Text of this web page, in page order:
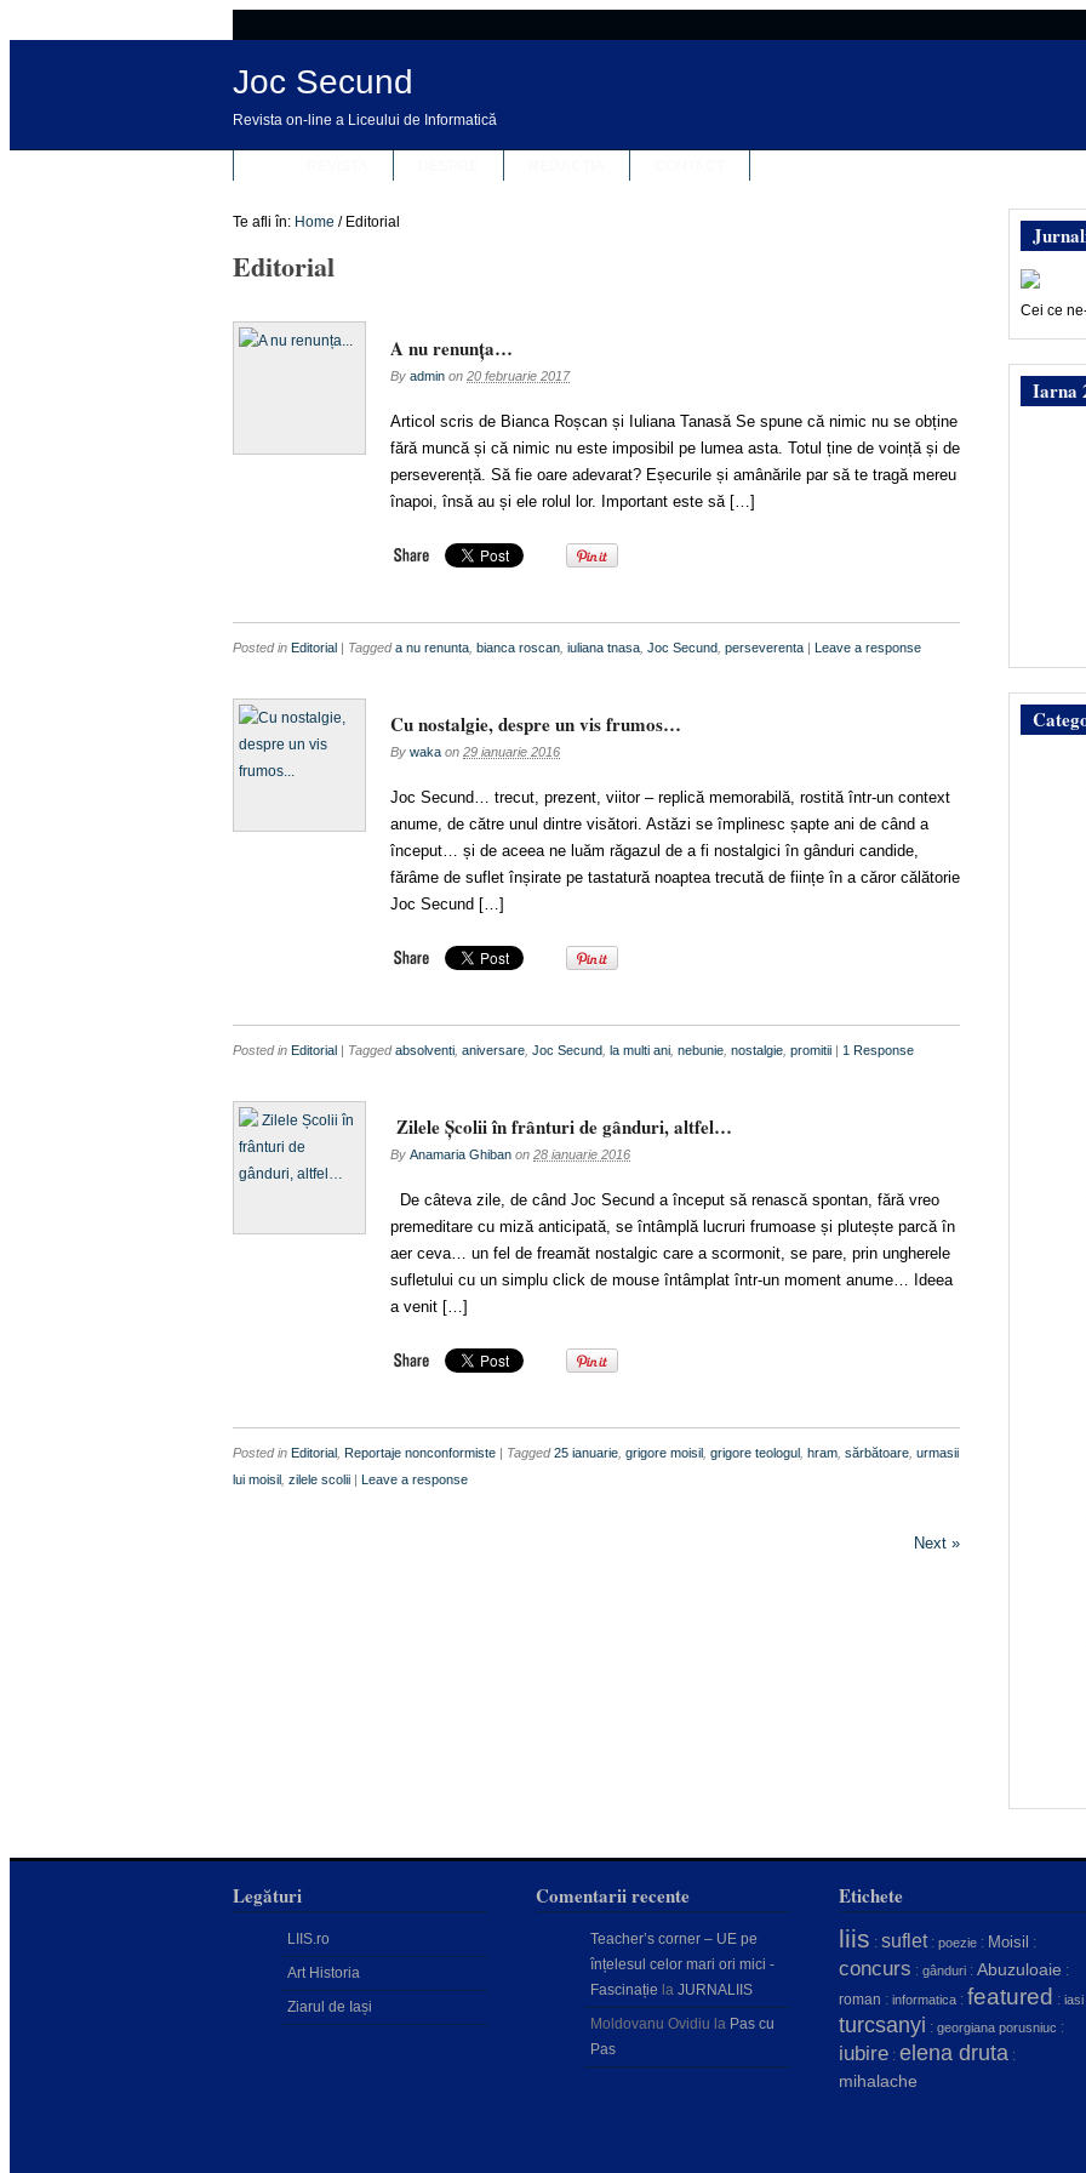
Joc Secund
Revista on-line a Liceului de Informatică
Te afli în: Home / Editorial
Editorial
A nu renunța…
By admin on 20 februarie 2017
Articol scris de Bianca Roșcan și Iuliana Tanasă Se spune că nimic nu se obține
fără muncă și că nimic nu este imposibil pe lumea asta. Totul ține de voință și de
perseverență. Să fie oare adevarat? Eșecurile și amânările par să te tragă mereu
înapoi, însă au și ele rolul lor. Important este să […]
Posted in Editorial | Taggeda nu renunta bianca roscan iuliana tnasa Joc Secund perseverenta | Leave a response
Cu nostalgie, despre un vis frumos…
By waka on 29 ianuarie 2016
Joc Secund… trecut, prezent, viitor – replică memorabilă, rostită într-un context
anume, de către unul dintre visători. Astăzi se împlinesc șapte ani de când a
început… și de aceea ne luăm răgazul de a fi nostalgici în gânduri candide,
fărâme de suflet înșirate pe tastatură noaptea trecută de ființe în a căror călătorie
Joc Secund […]
Posted in Editorial | Taggedabsolventi aniversare Joc Secund la multi ani nebunie nostalgie promitii | 1 Response
Zilele Școlii în frânturi de gânduri, altfel…
By Anamaria Ghiban on 28 ianuarie 2016
De câteva zile, de când Joc Secund a început să renască spontan, fără vreo
premeditare cu miză anticipată, se întâmplă lucruri frumoase și plutește parcă în
aer ceva… un fel de freamăt nostalgic care a scormonit, se pare, prin ungherele
sufletului cu un simplu click de mouse întâmplat într-un moment anume… Ideea
a venit […]
Posted in Editorial Reportaje nonconformiste | Tagged25 ianuarie grigore moisil grigore teologul hram sărbătoare urmasii
lui moisil zilele scolii | Leave a response
Next »
Cei ce
Iarna
Legături
LIIS.ro
Art Historia
Ziarul de Iași
Comentarii recente
Teacher’s corner – UE pe
înțelesul celor mari ori mici -
Fascinație la JURNALIIS
Moldovanu Ovidiu la Pas cu
Pas
Etichete
liis : suflet: poezie : Moisil :
concurs : gânduri : Abuzuloaie :
roman : informatica : featured : iasi
turcsanyi : georgiana porusniuc :
iubire : elena druta :
mihalache